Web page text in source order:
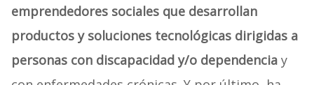
emprendedores sociales que desarrollan
productos y soluciones tecnológicas dirigidas a
personas con discapacidad y/o dependenciay